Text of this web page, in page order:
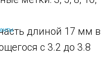
длиной 17 мм в
с 3.2 до 3.8